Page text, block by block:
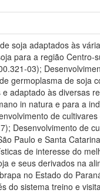
soja adaptados às
para a região
03);
germoplasma de
adaptado às diversas
in natura e para a
de
Desenvolvimento de
Paulo e Santa
de interesse do
e seus derivados na
no Estado do
do sistema treino e